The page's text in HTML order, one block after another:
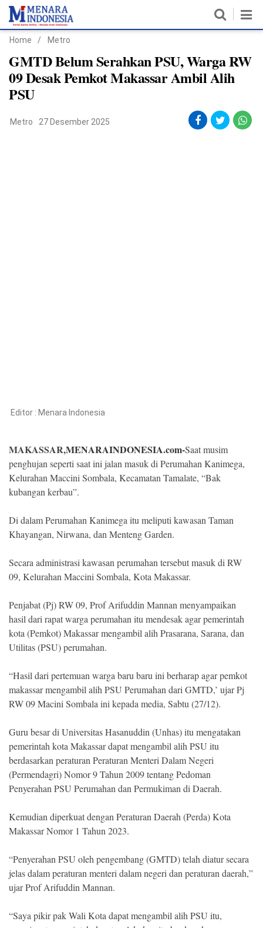
Home
Nasional
©
Menara
Indonesia
.
Reserve
Home / Metro
GMTD Belum Serahkan PSU, Warga RW
09 Desak Pemkot Makassar Ambil Alih
PSU
Metro 27 Desember 2025
Editor : Menara Indonesia
MAKASSAR,MENARAINDONESIA.com-Saat musim
penghujan seperti saat ini jalan masuk di Perumahan Kanimega,
Kelurahan Maccini Sombala, Kecamatan Tamalate, “Bak
kubangan kerbau”.
Di dalam Perumahan Kanimega itu meliputi kawasan Taman
Khayangan, Nirwana, dan Menteng Garden.
Secara administrasi kawasan perumahan tersebut masuk di RW
09, Kelurahan Maccini Sombala, Kota Makassar.
Penjabat (Pj) RW 09, Prof Arifuddin Mannan menyampaikan
hasil dari rapat warga perumahan itu mendesak agar pemerintah
kota (Pemkot) Makassar mengambil alih Prasarana, Sarana, dan
Utilitas (PSU) perumahan.
“Hasil dari pertemuan warga baru baru ini berharap agar pemkot
makassar mengambil alih PSU Perumahan dari GMTD,’ ujar Pj
RW 09 Macini Sombala ini kepada media, Sabtu (27/12).
Guru besar di Universitas Hasanuddin (Unhas) itu mengatakan
pemerintah kota Makassar dapat mengambil alih PSU itu
berdasarkan peraturan Peraturan Menteri Dalam Negeri
(Permendagri) Nomor 9 Tahun 2009 tentang Pedoman
Penyerahan PSU Perumahan dan Permukiman di Daerah.
Kemudian diperkuat dengan Peraturan Daerah (Perda) Kota
Makassar Nomor 1 Tahun 2023.
“Penyerahan PSU oleh pengembang (GMTD) telah diatur secara
jelas dalam peraturan menteri dalam negeri dan peraturan daerah,”
ujar Prof Arifuddin Mannan.
“Saya pikir pak Wali Kota dapat mengambil alih PSU itu,